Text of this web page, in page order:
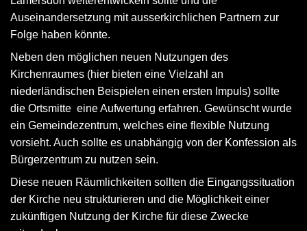
Auseinandersetzung mit ausserkirchlichen Partnern zur
Folge haben könnte.
Neben den möglichen neuen Nutzungen des
Kirchenraumes (hier bieten eine Vielzahl an
niederländischen Beispielen einen ersten Impuls) sollte
die Ortsmitte eine Aufwertung erfahren. Gewünscht wurde
ein Gemeindezentrum, welches eine flexible Nutzung
vorsieht. Auch sollte es unabhängig von der Konfession als
Bürgerzentrum zu nutzen sein.
Diese neuen Räumlichkeiten sollten die Eingangssituation
der Kirche neu strukturieren und die Möglichkeit einer
zukünftigen Nutzung der Kirche für diese Zwecke